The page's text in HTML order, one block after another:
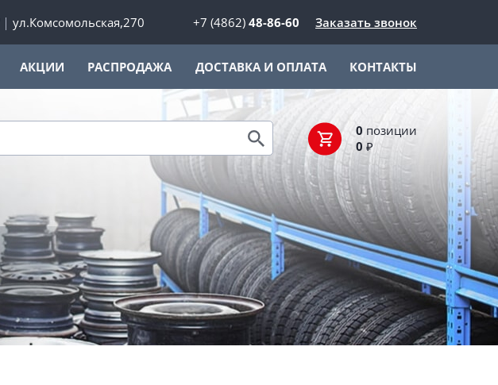
ул.Комсомольская,270 +7 (4862) 48-86-60 Заказать звонок
АКЦИИ РАСПРОДАЖА ДОСТАВКА И ОПЛАТА КОНТАКТЫ
0 позиции
0 ₽